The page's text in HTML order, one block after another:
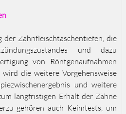
der Zahnfleischtaschentiefen, die
und dazu
von Röntgenaufnahmen
wird die weitere Vorgehensweise
und weitere
langfristigen Erhalt der Zähne
gehören auch Keimtests, um